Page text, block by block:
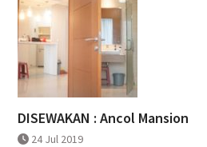
DISEWAKAN : Ancol Mansion
24 Jul 2019